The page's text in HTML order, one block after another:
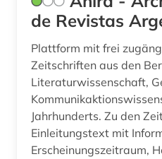
elvish (1)
england (1)
englisch (37)
englische literatur (1)
de Revistas
Plattform mit frei
Zeitschriften aus den
Literaturwissenschaft,
Jahrhunderts. Zu den Zeitschriften gibt es einen
Einleitungstext mit
Erscheinungszeitraum,